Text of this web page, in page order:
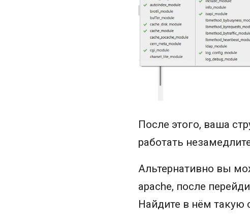
После этого, ваша
работать
Альтернативно вы
apache, после
Найдите в нём такую